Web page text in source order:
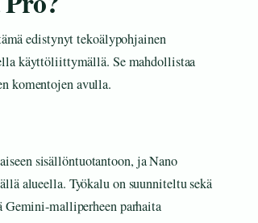
edistynyt tekoälypohjainen
käyttöliittymällä. Se mahdollistaa
komentojen avulla.
sisällöntuotantoon, ja Nano
alueella. Työkalu on suunniteltu sekä
malliperheen parhaita